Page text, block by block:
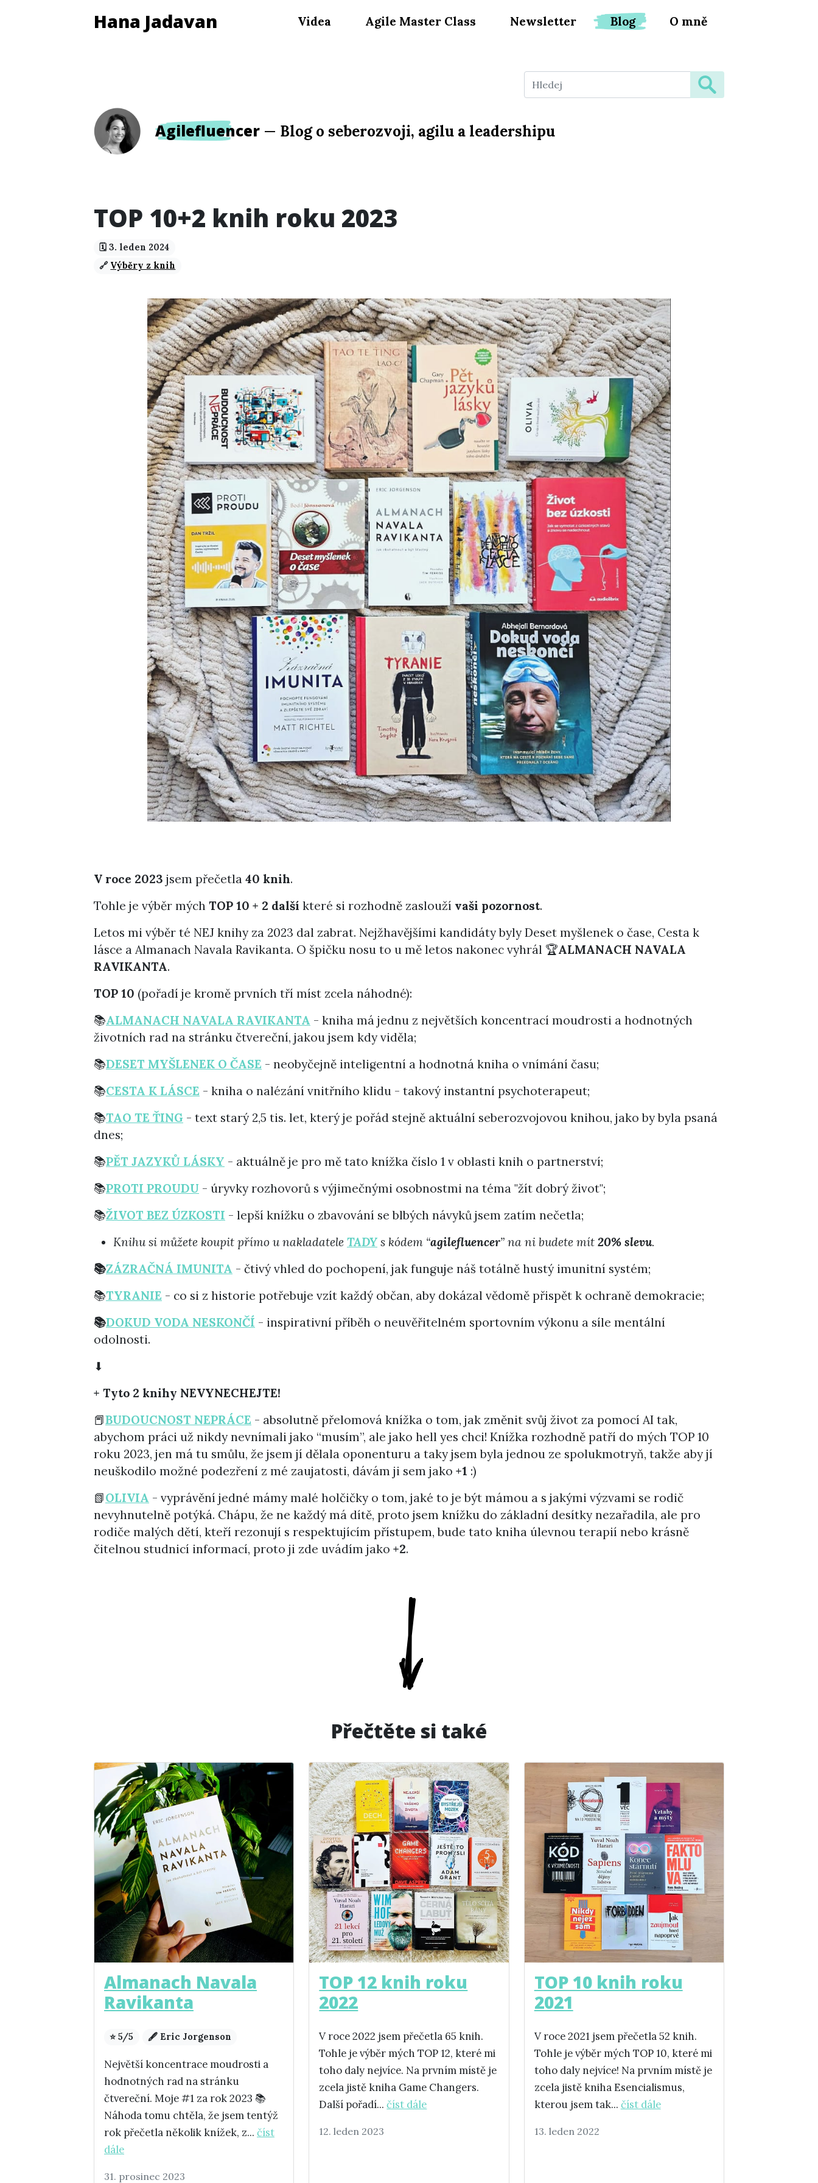
Hana Jadavan Videa Agile Master Class Newsletter Blog O mně
Agilefluencer — Blog o seberozvoji, agilu a leadershipu
TOP 10+2 knih roku 2023
🗓️ 3. leden 2024
🔗 Výběry z knih
V roce 2023 jsem přečetla 40 knih.
Tohle je výběr mých TOP 10 + 2 další které si rozhodně zaslouží vaši pozornost.
Letos mi výběr té NEJ knihy za 2023 dal zabrat. Nejžhavějšími kandidáty byly Deset myšlenek o čase, Cesta k
lásce a Almanach Navala Ravikanta. O špičku nosu to u mě letos nakonec vyhrál 🏆ALMANACH NAVALA
RAVIKANTA.
TOP 10 (pořadí je kromě prvních tří míst zcela náhodné):
📚ALMANACH NAVALA RAVIKANTA - kniha má jednu z největších koncentrací moudrosti a hodnotných
životních rad na stránku čtvereční, jakou jsem kdy viděla;
📚DESET MYŠLENEK O ČASE - neobyčejně inteligentní a hodnotná kniha o vnímání času;
📚CESTA K LÁSCE - kniha o nalézání vnitřního klidu - takový instantní psychoterapeut;
📚TAO TE ŤING - text starý 2,5 tis. let, který je pořád stejně aktuální seberozvojovou knihou, jako by byla psaná
dnes;
📚PĚT JAZYKŮ LÁSKY - aktuálně je pro mě tato knížka číslo 1 v oblasti knih o partnerství;
📚PROTI PROUDU - úryvky rozhovorů s výjimečnými osobnostmi na téma "žít dobrý život";
📚ŽIVOT BEZ ÚZKOSTI - lepší knížku o zbavování se blbých návyků jsem zatím nečetla;
Knihu si můžete koupit přímo u nakladatele TADY s kódem “agilefluencer” na ni budete mít 20% slevu.
📚ZÁZRAČNÁ IMUNITA - čtivý vhled do pochopení, jak funguje náš totálně hustý imunitní systém;
📚TYRANIE - co si z historie potřebuje vzít každý občan, aby dokázal vědomě přispět k ochraně demokracie;
📚DOKUD VODA NESKONČÍ - inspirativní příběh o neuvěřitelném sportovním výkonu a síle mentální
odolnosti.
⬇
+ Tyto 2 knihy NEVYNECHEJTE!
📕BUDOUCNOST NEPRÁCE - absolutně přelomová knížka o tom, jak změnit svůj život za pomocí AI tak,
abychom práci už nikdy nevnímali jako “musím”, ale jako hell yes chci! Knížka rozhodně patří do mých TOP 10
roku 2023, jen má tu smůlu, že jsem jí dělala oponenturu a taky jsem byla jednou ze spolukmotryň, takže aby jí
neuškodilo možné podezření z mé zaujatosti, dávám ji sem jako +1 :)
📗OLIVIA - vyprávění jedné mámy malé holčičky o tom, jaké to je být mámou a s jakými výzvami se rodič
nevyhnutelně potýká. Chápu, že ne každý má dítě, proto jsem knížku do základní desítky nezařadila, ale pro
rodiče malých dětí, kteří rezonují s respektujícím přístupem, bude tato kniha úlevnou terapií nebo krásně
čitelnou studnicí informací, proto ji zde uvádím jako +2.
Přečtěte si také
Almanach Navala
Ravikanta
⭐ 5/5 🖋️ Eric Jorgenson
Největší koncentrace moudrosti a
hodnotných rad na stránku
čtvereční. Moje #1 za rok 2023 📚
Náhoda tomu chtěla, že jsem tentýž
rok přečetla několik knížek, z... číst
dále
31. prosinec 2023
TOP 12 knih roku
2022
V roce 2022 jsem přečetla 65 knih.
Tohle je výběr mých TOP 12, které mi
toho daly nejvíce. Na prvním místě je
zcela jistě kniha Game Changers.
Další pořadí...číst dále
12. leden 2023
TOP 10 knih roku
2021
V roce 2021 jsem přečetla 52 knih.
Tohle je výběr mých TOP 10, které mi
toho daly nejvíce! Na prvním místě je
zcela jistě kniha Esencialismus,
kterou jsem tak... číst dále
13. leden 2022